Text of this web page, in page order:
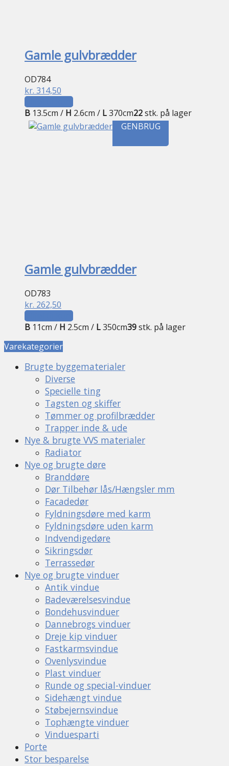
Gamle gulvbrædder
OD784
kr. 314,50
Tilføj til kurv
B 13.5cm / H 2.6cm / L370cm22stk. på lager
GENBRUG
Gamle gulvbrædder
OD783
kr. 262,50
Tilføj til kurv
B 11cm / H 2.5cm / L350cm39stk. på lager
Varekategorier
Brugte byggematerialer
Diverse
Specielle ting
Tagsten og skiffer
Tømmer og profilbrædder
Trapper inde & ude
Nye & brugte VVS materialer
Radiator
Nye og brugte døre
Branddøre
Dør Tilbehør lås/Hængsler mm
Facadedør
Fyldningsdøre med karm
Fyldningsdøre uden karm
Indvendigedøre
Sikringsdør
Terrassedør
Nye og brugte vinduer
Antik vindue
Badeværelsesvindue
Bondehusvinduer
Dannebrogs vinduer
Dreje kip vinduer
Fastkarmsvindue
Ovenlysvindue
Plast vinduer
Runde og special-vinduer
Sidehængt vindue
Støbejernsvindue
Tophængte vinduer
Vinduesparti
Porte
Stor besparelse